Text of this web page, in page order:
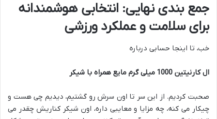
جمع بندی نهایی: انتخابی هوشمندانه
برای سلامت و عملکرد ورزشی
خب، تا اینجا حسابی درباره
ال کارنیتین 1000 میلی گرم مایع همراه با شیکر
صحبت کردیم. از این سر تا اون سرش رو گشتیم، دیدیم چی هست و
چیکار می کنه، چه مزایا و معایبی داره، اون شیکر کناریش چقدر می